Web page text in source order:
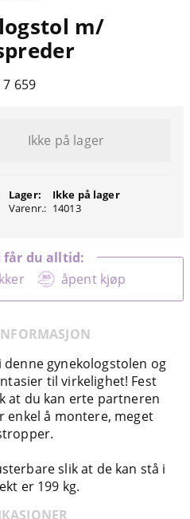
m/
7 659
Ikke på lager
Lager:
Varenr.:
Ikke på lager
14013
åpent kjøp
får du alltid:
gynekologstolen og
til virkelighet! Fest
at du kan erte partneren
enkel å montere, meget
slik at de kan stå i
er 199 kg.